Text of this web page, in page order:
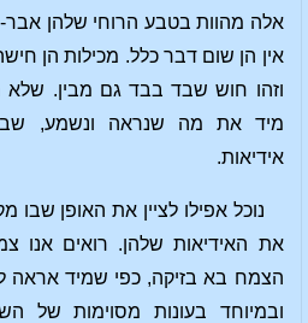
אלה מהוות בטבע הרוחי שלהן
אין הן שום דבר כלל. מכילות הן
וזהו חוש שבד בבד גם מבין. שלא
מיד את מה שנראה ונשמע,
אידיאות.
נוכל אפילו לציין את האופן
את האידיאות שלהן. רואים אנו
הצמח בא בזיקה, כפי שמיד אראה
ובמיוחד בעונות מסוימות של